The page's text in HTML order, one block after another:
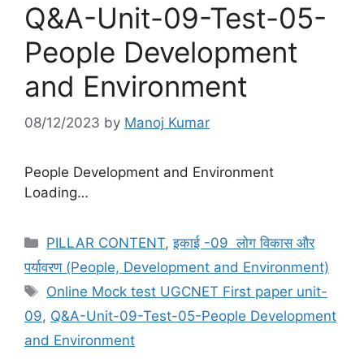
Q&A-Unit-09-Test-05-
People Development
and Environment
08/12/2023 by Manoj Kumar
People Development and Environment
Loading…
Categories
PILLAR CONTENT,इकाई -09 लोग विकास और
पर्यावरण (People, Development and Environment)
Tags
Online Mock test UGCNET First paper unit-
09, Q&A-Unit-09-Test-05-People Development
and Environment